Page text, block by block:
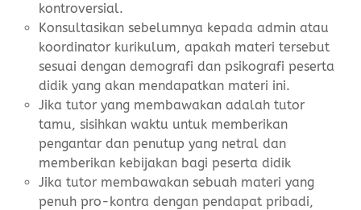
kontroversial.
Konsultasikan sebelumnya kepada admin atau
koordinator kurikulum, apakah materi tersebut
sesuai dengan demografi dan psikografi peserta
didik yang akan mendapatkan materi ini.
Jika tutor yang membawakan adalah tutor
tamu, sisihkan waktu untuk memberikan
pengantar dan penutup yang netral dan
memberikan kebijakan bagi peserta didik
Jika tutor membawakan sebuah materi yang
penuh pro-kontra dengan pendapat pribadi,